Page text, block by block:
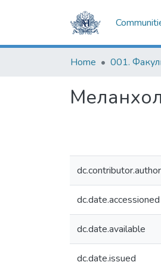
Home
dc.contributor.author
dc.date.accessioned
dc.date.available
dc.date.issued